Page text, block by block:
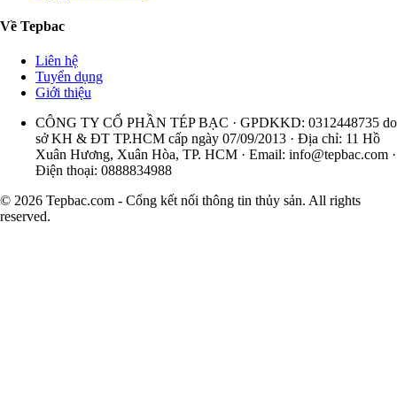
Về Tepbac
Liên hệ
Tuyển dụng
Giới thiệu
CÔNG TY CỔ PHẦN TÉP BẠC · GPDKKD: 0312448735 do
sở KH & ĐT TP.HCM cấp ngày 07/09/2013 · Địa chỉ: 11 Hồ
Xuân Hương, Xuân Hòa, TP. HCM · Email: info@tepbac.com ·
Điện thoại: 0888834988
© 2026 Tepbac.com - Cổng kết nối thông tin thủy sản. All rights
reserved.